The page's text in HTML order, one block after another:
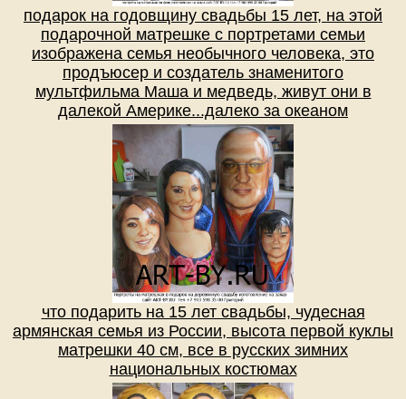
подарок на годовщину свадьбы 15 лет, на этой
подарочной матрешке с портретами семьи
изображена семья необычного человека, это
продъюсер и создатель знаменитого
мультфильма Маша и медведь, живут они в
далекой Америке...далеко за океаном
что подарить на 15 лет свадьбы, чудесная
армянская семья из России, высота первой куклы
матрешки 40 см, все в русских зимних
национальных костюмах